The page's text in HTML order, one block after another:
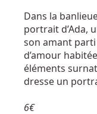
Dans la
portrait d’Ada,
son amant
d’amour
éléments
dresse un
6€